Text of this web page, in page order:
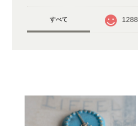
すべて 1288